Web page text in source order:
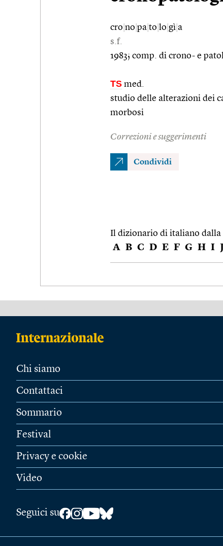
cro no pa to lo gì a
s.f.
1983; comp. di crono- e
TS med.
studio delle alterazioni dei
morbosi
Correzioni e suggerimenti
Condividi
Il dizionario di italiano dalla
A B C D E F G H I J
Chi siamo
Contattaci
Sommario
Festival
Privacy e cookie
Video
Seguici su